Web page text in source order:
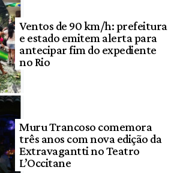
Ventos de 90 km/h: prefeitura
e estado emitem alerta para
antecipar fim do expediente
no Rio
Muru Trancoso comemora
três anos com nova edição da
Extravagantti no Teatro
L’Occitane